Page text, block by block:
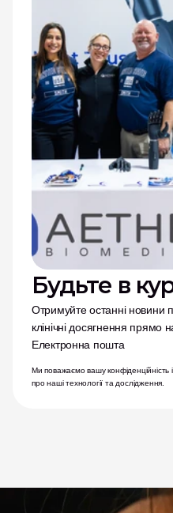
Будьте в
Отримуйте останні новини
клінічні досягнення
Електронна пошта
Ми поважаємо вашу
про наші технології та дослідження.